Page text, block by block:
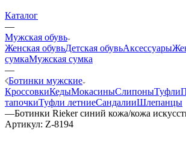
Каталог
—
Мужская обувь
Женская обувьДетская обувьАксессуары
сумкаМужская сумка
—
Ботинки мужские
КроссовкиКедыМокасиныСлипоныТуфли
тапочкиТуфли летниеСандалииШлепанцы
—Ботинки Rieker синий кожа/кожа
Артикул: Z-8194